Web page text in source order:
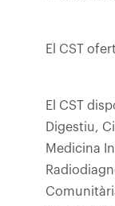
El CST
El CST
Digestiu,
Medicina